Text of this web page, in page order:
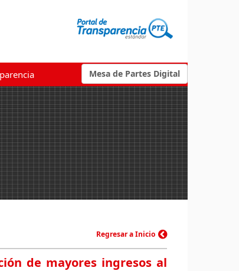
Mesa de Partes Digital
Regresar a Inicio
de mayores ingresos al